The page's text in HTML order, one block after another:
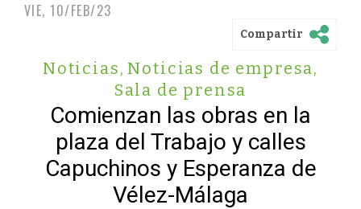
VIE, 10/FEB/23
Compartir
Noticias, Noticias de empresa,
Sala de prensa
Comienzan las obras en la
plaza del Trabajo y calles
Capuchinos y Esperanza de
Vélez-Málaga